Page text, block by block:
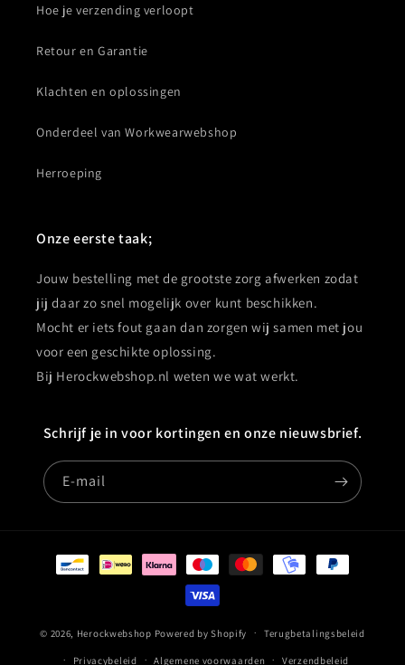
Hoe je verzending verloopt
Retour en Garantie
Klachten en oplossingen
Onderdeel van Workwearwebshop
Herroeping
Onze eerste taak;
Jouw bestelling met de grootste zorg afwerken zodat
jij daar zo snel mogelijk over kunt beschikken.
Mocht er iets fout gaan dan zorgen wij samen met jou
voor een geschikte oplossing.
Bij Herockwebshop.nl weten we wat werkt.
Schrijf je in voor kortingen en onze nieuwsbrief.
E‑mail
Betaalmethoden
© 2026, Herockwebshop Powered by Shopify Terugbetalingsbeleid
Privacybeleid Algemene voorwaarden Verzendbeleid